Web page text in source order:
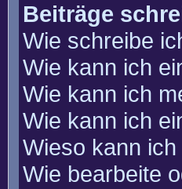
Beiträge
Wie schreibe
Wie kann ich
Wie kann ich
Wie kann ich
Wieso kann
Wie bearbeite